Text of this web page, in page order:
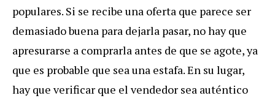
populares. Si se recibe una oferta que parece ser
demasiado buena para dejarla pasar, no hay que
apresurarse a comprarla antes de que se agote, ya
que es probable que sea una estafa. En su lugar,
hay que verificar que el vendedor sea auténtico